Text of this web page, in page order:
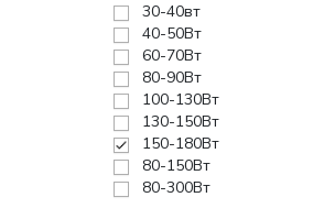
30-40вт
40-50Вт
60-70Вт
80-90Вт
100-130Вт
130-150Вт
150-180Вт
80-150Вт
80-300Вт